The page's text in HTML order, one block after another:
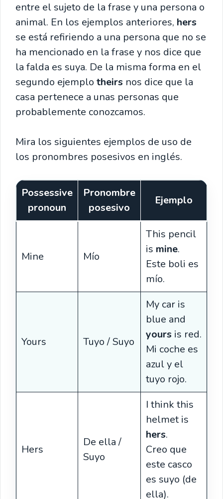
entre el sujeto de la frase y una persona o
animal. En los ejemplos anteriores, hers
se está refiriendo a una persona que no se
ha mencionado en la frase y nos dice que
la falda es suya. De la misma forma en el
segundo ejemplo theirs nos dice que la
casa pertenece a unas personas que
probablemente conozcamos.
Mira los siguientes ejemplos de uso de
los pronombres posesivos en inglés.
Possessive
pronoun
Pronombre
posesivo
Ejemplo
Mine Mío
This pencil
is mine.
Este boli es
mío.
Yours Tuyo / Suyo
My car is
blue and
yours is red.
Mi coche es
azul y el
tuyo rojo.
Hers
De ella /
Suyo
I think this
helmet is
hers.
Creo que
este casco
es suyo (de
ella).